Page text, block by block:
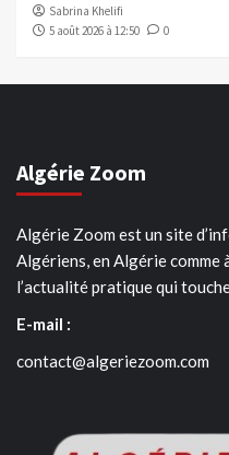
Sabrina Khelifi
5 août 2026 à 12:50
0
Algérie Zoom
Algérie Zoom est un site
Algériens, en Algérie comme
l’actualité pratique qui
E-mail :
contact@algeriezoom.com